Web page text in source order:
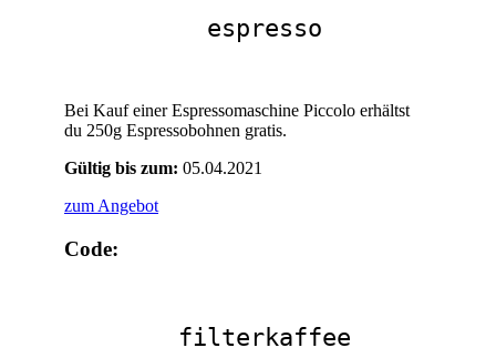
espresso
Bei Kauf einer Espressomaschine Piccolo erhältst
du 250g Espressobohnen gratis.
Gültig bis zum: 05.04.2021
zum Angebot
Code:
filterkaffee